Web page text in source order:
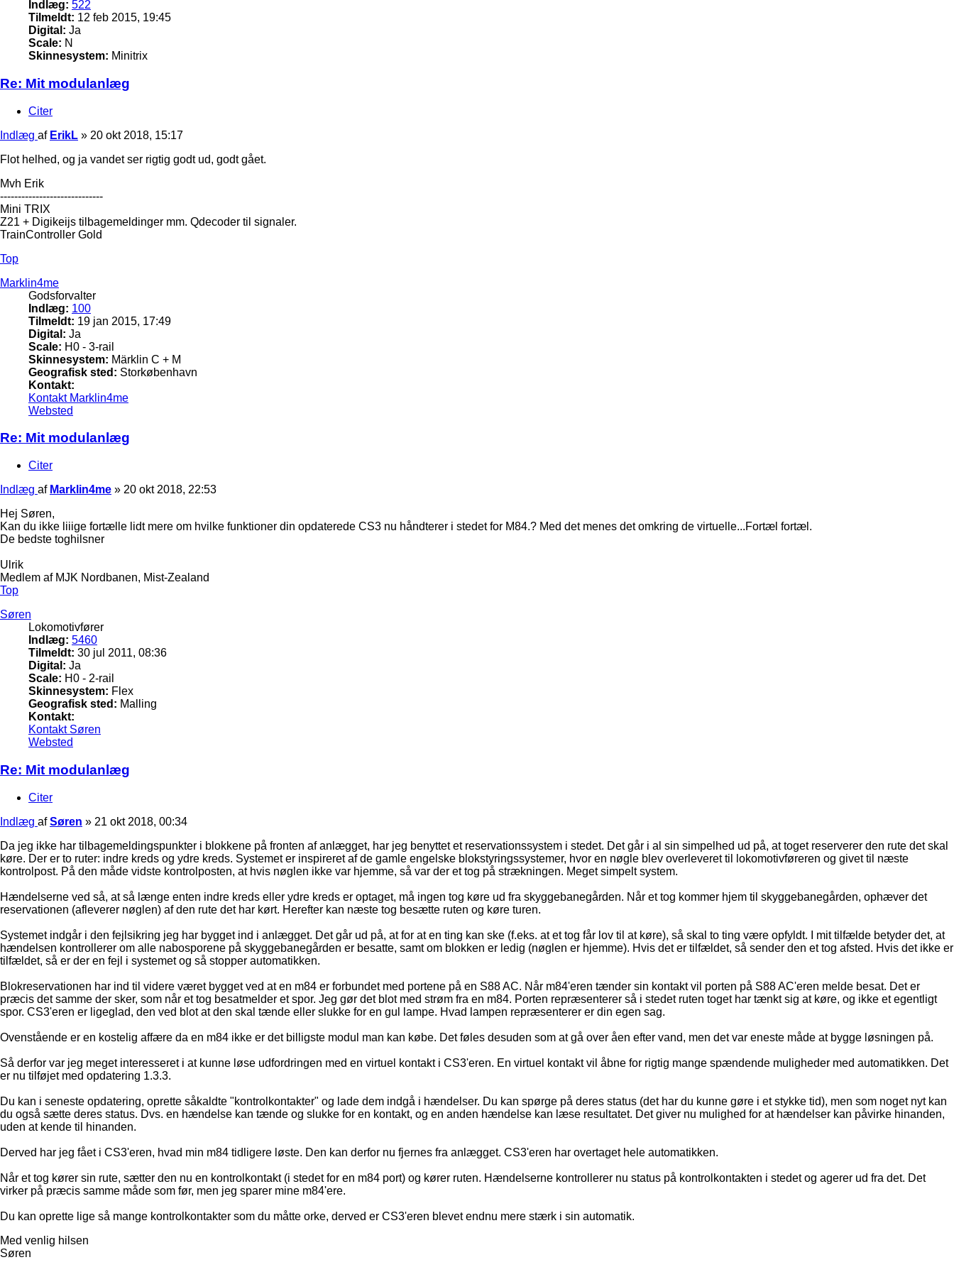
Indlæg: 522
Tilmeldt: 12 feb 2015, 19:45
Digital: Ja
Scale: N
Skinnesystem: Minitrix
Re: Mit modulanlæg
Citer
Indlæg af ErikL » 20 okt 2018, 15:17
Flot helhed, og ja vandet ser rigtig godt ud, godt gået.
Mvh Erik
-----------------------------
Mini TRIX
Z21 + Digikeijs tilbagemeldinger mm. Qdecoder til signaler.
TrainController Gold
Top
Marklin4me
Godsforvalter
Indlæg: 100
Tilmeldt: 19 jan 2015, 17:49
Digital: Ja
Scale: H0 - 3-rail
Skinnesystem: Märklin C + M
Geografisk sted: Storkøbenhavn
Kontakt:
Kontakt Marklin4me
Websted
Re: Mit modulanlæg
Citer
Indlæg af Marklin4me » 20 okt 2018, 22:53
Hej Søren,
Kan du ikke liiige fortælle lidt mere om hvilke funktioner din opdaterede CS3 nu håndterer i stedet for M84.? Med det menes det omkring de virtuelle...Fortæl fortæl.
De bedste toghilsner
Ulrik
Medlem af MJK Nordbanen, Mist-Zealand
Top
Søren
Lokomotivfører
Indlæg: 5460
Tilmeldt: 30 jul 2011, 08:36
Digital: Ja
Scale: H0 - 2-rail
Skinnesystem: Flex
Geografisk sted: Malling
Kontakt:
Kontakt Søren
Websted
Re: Mit modulanlæg
Citer
Indlæg afSøren » 21 okt 2018, 00:34
Da jeg ikke har tilbagemeldingspunkter i blokkene på fronten af anlægget, har jeg benyttet et reservationssystem i stedet. Det går i al sin simpelhed ud på, at toget reserverer den rute det skal
køre. Der er to ruter: indre kreds og ydre kreds. Systemet er inspireret af de gamle engelske blokstyringssystemer, hvor en nøgle blev overleveret til lokomotivføreren og givet til næste
kontrolpost. På den måde vidste kontrolposten, at hvis nøglen ikke var hjemme, så var der et tog på strækningen. Meget simpelt system.
Hændelserne ved så, at så længe enten indre kreds eller ydre kreds er optaget, må ingen tog køre ud fra skyggebanegården. Når et tog kommer hjem til skyggebanegården, ophæver det
reservationen (afleverer nøglen) af den rute det har kørt. Herefter kan næste tog besætte ruten og køre turen.
Systemet indgår i den fejlsikring jeg har bygget ind i anlægget. Det går ud på, at for at en ting kan ske (f.eks. at et tog får lov til at køre), så skal to ting være opfyldt. I mit tilfælde betyder det, at
hændelsen kontrollerer om alle nabosporene på skyggebanegården er besatte, samt om blokken er ledig (nøglen er hjemme). Hvis det er tilfældet, så sender den et tog afsted. Hvis det ikke er
tilfældet, så er der en fejl i systemet og så stopper automatikken.
Blokreservationen har ind til videre været bygget ved at en m84 er forbundet med portene på en S88 AC. Når m84'eren tænder sin kontakt vil porten på S88 AC'eren melde besat. Det er
præcis det samme der sker, som når et tog besatmelder et spor. Jeg gør det blot med strøm fra en m84. Porten repræsenterer så i stedet ruten toget har tænkt sig at køre, og ikke et egentligt
spor. CS3'eren er ligeglad, den ved blot at den skal tænde eller slukke for en gul lampe. Hvad lampen repræsenterer er din egen sag.
Ovenstående er en kostelig affære da en m84 ikke er det billigste modul man kan købe. Det føles desuden som at gå over åen efter vand, men det var eneste måde at bygge løsningen på.
Så derfor var jeg meget interesseret i at kunne løse udfordringen med en virtuel kontakt i CS3'eren. En virtuel kontakt vil åbne for rigtig mange spændende muligheder med automatikken. Det
er nu tilføjet med opdatering 1.3.3.
Du kan i seneste opdatering, oprette såkaldte "kontrolkontakter" og lade dem indgå i hændelser. Du kan spørge på deres status (det har du kunne gøre i et stykke tid), men som noget nyt kan
du også sætte deres status. Dvs. en hændelse kan tænde og slukke for en kontakt, og en anden hændelse kan læse resultatet. Det giver nu mulighed for at hændelser kan påvirke hinanden,
uden at kende til hinanden.
Derved har jeg fået i CS3'eren, hvad min m84 tidligere løste. Den kan derfor nu fjernes fra anlægget. CS3'eren har overtaget hele automatikken.
Når et tog kører sin rute, sætter den nu en kontrolkontakt (i stedet for en m84 port) og kører ruten. Hændelserne kontrollerer nu status på kontrolkontakten i stedet og agerer ud fra det. Det
virker på præcis samme måde som før, men jeg sparer mine m84'ere.
Du kan oprette lige så mange kontrolkontakter som du måtte orke, derved er CS3'eren blevet endnu mere stærk i sin automatik.
Med venlig hilsen
Søren